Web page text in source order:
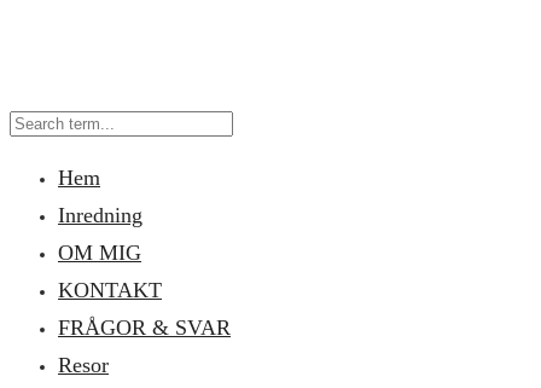
Hem
Inredning
OM MIG
KONTAKT
FRÅGOR & SVAR
Resor